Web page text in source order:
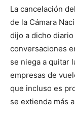
La cancelación
de la Cámara
dijo a dicho
conversaciones
se niega a quitar
empresas de
que incluso es
se extienda más